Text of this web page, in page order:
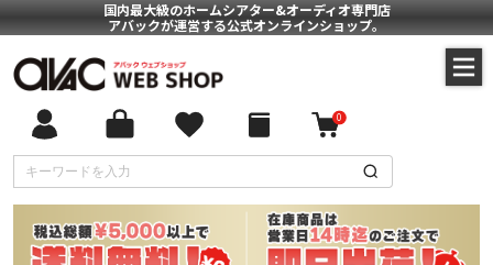
国内最大級のホームシアター&オーディオ専門店
アバックが運営する公式オンラインショップ。
0